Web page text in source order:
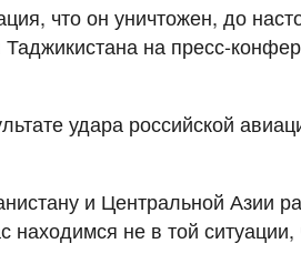
что он уничтожен, до
на пресс-
удара российской
и Центральной Азии
не в той